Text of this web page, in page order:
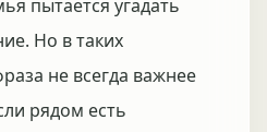
пытается угадать
Но в таких
не всегда важнее
рядом есть